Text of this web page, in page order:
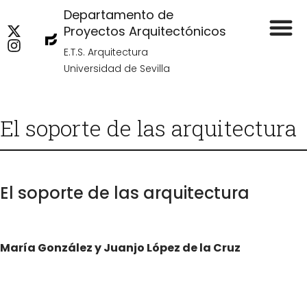
Departamento de
Proyectos Arquitectónicos
E.T.S. Arquitectura
Universidad de Sevilla
El soporte de las arquitectura
El soporte de las arquitectura
María González y Juanjo López de la Cruz